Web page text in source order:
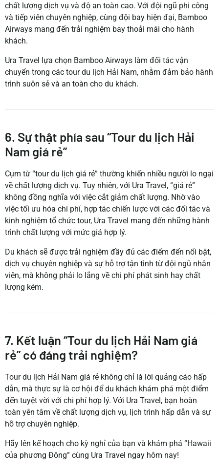
chất lượng dịch vụ và độ an toàn cao. Với đội ngũ phi công
và tiếp viên chuyên nghiệp, cùng đội bay hiện đại, Bamboo
Airways mang đến trải nghiệm bay thoải mái cho hành
khách.
Ura Travel lựa chọn Bamboo Airways làm đối tác vận
chuyển trong các tour du lịch Hải Nam, nhằm đảm bảo hành
trình suôn sẻ và an toàn cho du khách.
6. Sự thật phía sau “Tour du lịch Hải
Nam giá rẻ”
Cụm từ “tour du lịch giá rẻ” thường khiến nhiều người lo ngại
về chất lượng dịch vụ. Tuy nhiên, với Ura Travel, “giá rẻ”
không đồng nghĩa với việc cắt giảm chất lượng. Nhờ vào
việc tối ưu hóa chi phí, hợp tác chiến lược với các đối tác và
kinh nghiệm tổ chức tour, Ura Travel mang đến những hành
trình chất lượng với mức giá hợp lý.
Du khách sẽ được trải nghiệm đầy đủ các điểm đến nổi bật,
dịch vụ chuyên nghiệp và sự hỗ trợ tận tình từ đội ngũ nhân
viên, mà không phải lo lắng về chi phí phát sinh hay chất
lượng kém.
7. Kết luận “Tour du lịch Hải Nam giá
rẻ” có đáng trải nghiệm?
Tour du lịch Hải Nam giá rẻ không chỉ là lời quảng cáo hấp
dẫn, mà thực sự là cơ hội để du khách khám phá một điểm
đến tuyệt vời với chi phí hợp lý. Với Ura Travel, bạn hoàn
toàn yên tâm về chất lượng dịch vụ, lịch trình hấp dẫn và sự
hỗ trợ chuyên nghiệp.
Hãy lên kế hoạch cho kỳ nghỉ của bạn và khám phá “Hawaii
của phương Đông” cùng Ura Travel ngay hôm nay!